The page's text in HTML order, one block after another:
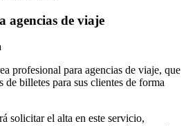
agencias de viaje
profesional para agencias de viaje, que
de billetes para sus clientes de forma
solicitar el alta en este servicio,